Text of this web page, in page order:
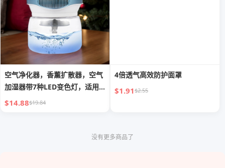
空气净化器，香薰扩散器，空气
加湿器带7种LED变色灯，适用
于卧室、办公室、客厅、厨房的
$14.88$19.84
4倍透气高效防护面罩
$1.91$2.55
没有更多商品了